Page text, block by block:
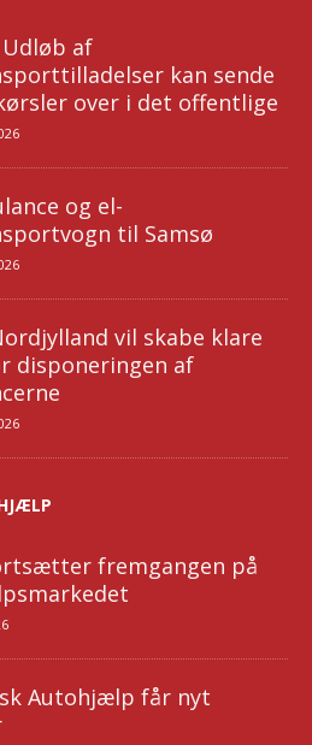
af
kan sende
over i det offentlige
og el-
til Samsø
vil skabe klare
disponeringen af
fremgangen på
Autohjælp får nyt